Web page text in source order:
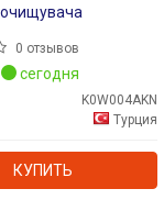
0 отзывов
сегодня
K0W004AKN
Турция
КУПИТЬ